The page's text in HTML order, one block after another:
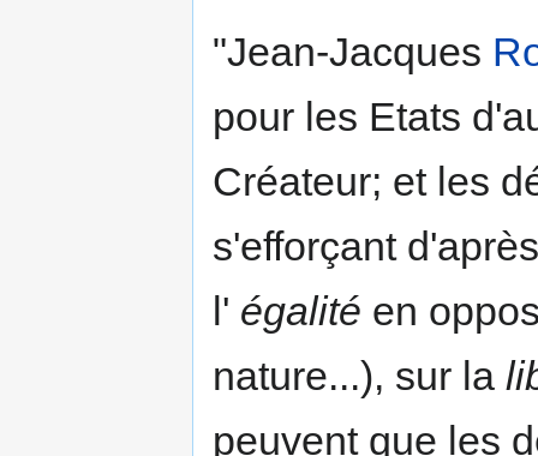
"Jean-Jacques
pour les Etats
Créateur; et les
s'efforçant
l' égalité en
nature...), sur la
peuvent que les